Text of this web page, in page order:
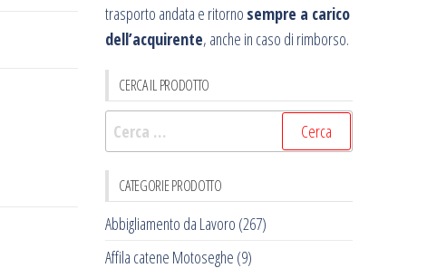
trasporto andata e ritorno sempre a carico
dell’acquirente, anche in caso di rimborso.
CERCA IL PRODOTTO
Ricerca
per:
CATEGORIE PRODOTTO
Abbigliamento da Lavoro (267)
Affila catene Motoseghe (9)